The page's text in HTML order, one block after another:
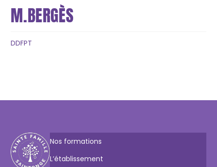
M.BERGÈS
DDFPT
Nos formations
L’établissement